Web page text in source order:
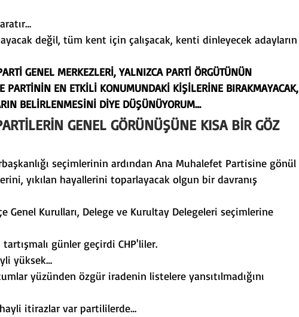
değil, tüm kent için çalışacak, kenti dinleyecek adayların
GENEL MERKEZLERİ, YALNIZCA PARTİ ÖRGÜTÜNÜN
PARTİNİN EN ETKİLİ KONUMUNDAKİ KİŞİLERİNE BIRAKMAYACAK,
BELİRLENMESİNİ DİYE DÜŞÜNÜYORUM…
GENEL GÖRÜNÜŞÜNE KISA BİR GÖZ
seçimlerinin ardından Ana Muhalefet Partisine gönül
yıkılan hayallerini toparlayacak olgun bir davranış
Genel Kurulları, Delege ve Kurultay Delegeleri seçimlerine
günler geçirdi CHP'liler.
yüksek…
yüzünden özgür iradenin listelere yansıtılmadığını
itirazlar var partililerde…